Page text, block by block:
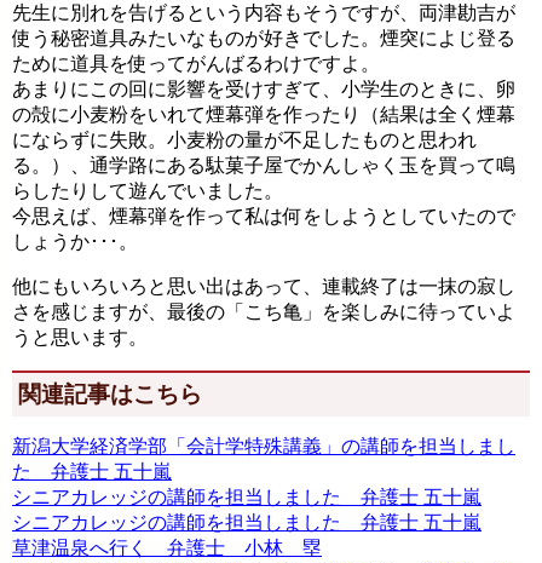
先生に別れを告げるという内容もそうですが、両津勘吉が
使う秘密道具みたいなものが好きでした。煙突によじ登る
ために道具を使ってがんばるわけですよ。
あまりにこの回に影響を受けすぎて、小学生のときに、卵
の殻に小麦粉をいれて煙幕弾を作ったり（結果は全く煙幕
にならずに失敗。小麦粉の量が不足したものと思われ
る。）、通学路にある駄菓子屋でかんしゃく玉を買って鳴
らしたりして遊んでいました。
今思えば、煙幕弾を作って私は何をしようとしていたので
しょうか･･･。
他にもいろいろと思い出はあって、連載終了は一抹の寂し
さを感じますが、最後の「こち亀」を楽しみに待っていよ
うと思います。
関連記事はこちら
新潟大学経済学部「会計学特殊講義」の講師を担当しまし
た 弁護士 五十嵐
シニアカレッジの講師を担当しました 弁護士 五十嵐
シニアカレッジの講師を担当しました 弁護士 五十嵐
草津温泉へ行く 弁護士 小林 塁